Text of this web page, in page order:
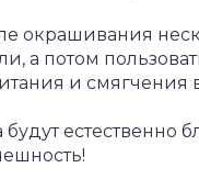
окрашивания
а потом
и смягчения
будут естественно